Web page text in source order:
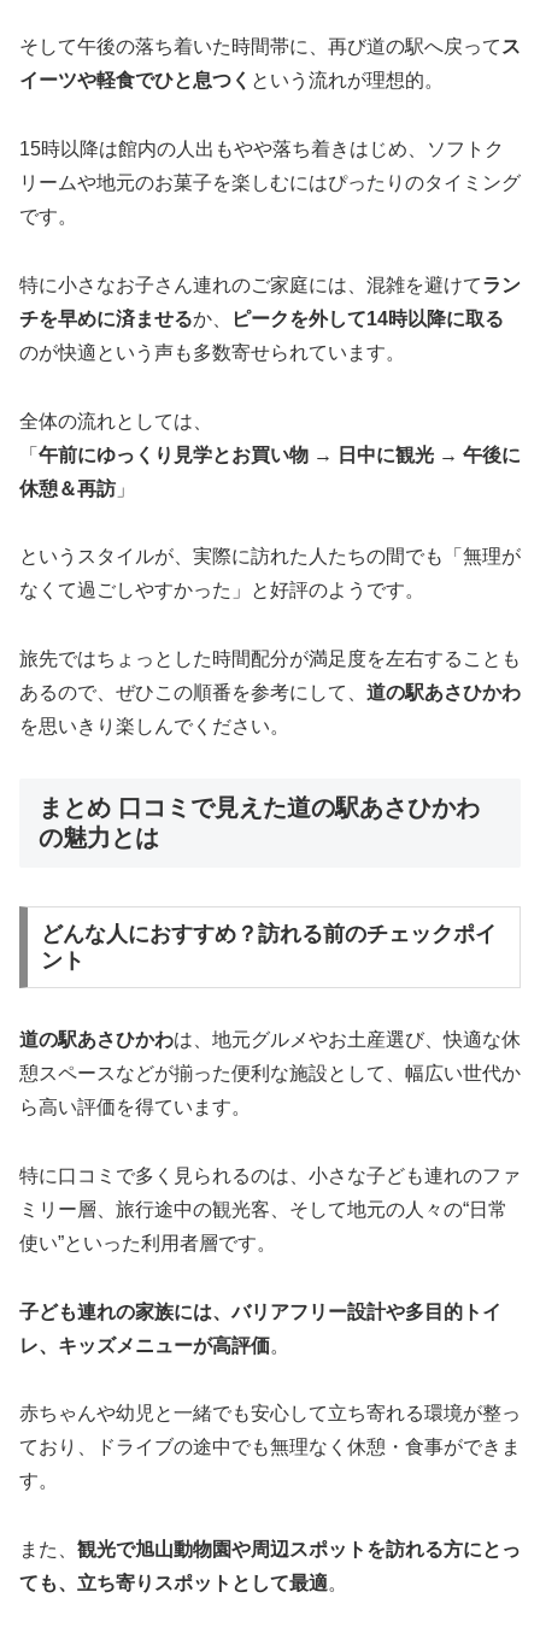
そして午後の落ち着いた時間帯に、再び道の駅へ戻って ス
イーツや軽食でひと息つく という流れが理想的。
15時以降は館内の人出もやや落ち着きはじめ、ソフトク
リームや地元のお菓子を楽しむにはぴったりのタイミング
です。
特に小さなお子さん連れのご家庭には、混雑を避けてラン
チを早めに済ませるか、
ピークを外して14時以降に取る
のが快適という声も多数寄せられています。
全体の流れとしては、
「 午前にゆっくり見学とお買い物 → 日中に観光 → 午後に
休憩＆再訪 」
というスタイルが、実際に訪れた人たちの間でも「無理が
なくて過ごしやすかった」と好評のようです。
旅先ではちょっとした時間配分が満足度を左右することも
あるので、ぜひこの順番を参考にして、 道の駅あさひかわ
を思いきり楽しんでください。
まとめ 口コミで見えた道の駅あさひかわ
の魅力とは
どんな人におすすめ？訪れる前のチェックポイ
ント
道の駅あさひかわは、地元グルメやお土産選び、快適な休
憩スペースなどが揃った便利な施設として、幅広い世代か
ら高い評価を得ています。
特に口コミで多く見られるのは、小さな子ども連れのファ
ミリー層、旅行途中の観光客、そして地元の人々の“日常
使い”といった利用者層です。
子ども連れの家族には、バリアフリー設計や多目的トイ
レ、キッズメニューが高評価。
赤ちゃんや幼児と一緒でも安心して立ち寄れる環境が整っ
ており、ドライブの途中でも無理なく休憩・食事ができま
す。
また、 観光で旭山動物園や周辺スポットを訪れる方にとっ
ても、立ち寄りスポットとして最適。